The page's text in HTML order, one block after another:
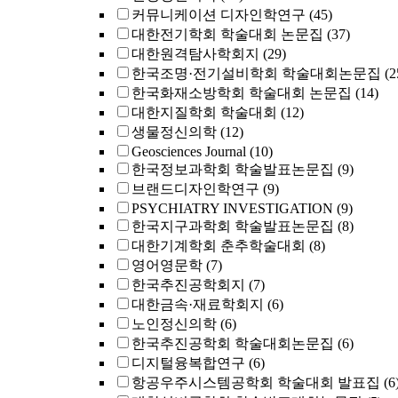
커뮤니케이션 디자인학연구 (45)
대한전기학회 학술대회 논문집 (37)
대한원격탐사학회지 (29)
한국조명·전기설비학회 학술대회논문집
한국화재소방학회 학술대회 논문집 (14)
대한지질학회 학술대회 (12)
생물정신의학 (12)
Geosciences Journal (10)
한국정보과학회 학술발표논문집 (9)
브랜드디자인학연구 (9)
PSYCHIATRY INVESTIGATION (9)
한국지구과학회 학술발표논문집 (8)
대한기계학회 춘추학술대회 (8)
영어영문학 (7)
한국추진공학회지 (7)
대한금속·재료학회지 (6)
노인정신의학 (6)
한국추진공학회 학술대회논문집 (6)
디지털융복합연구 (6)
항공우주시스템공학회 학술대회 발표집